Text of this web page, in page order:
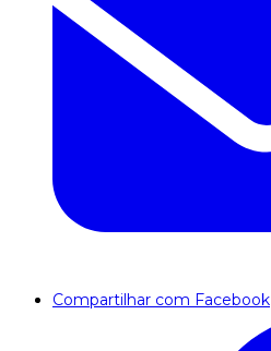
Compartilhar com Facebook